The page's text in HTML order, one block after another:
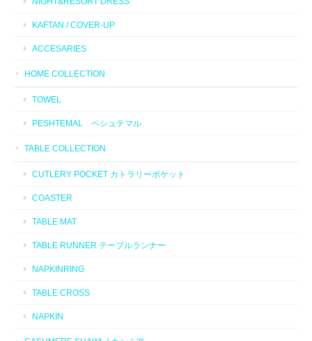
KAFTAN / COVER-UP
ACCESARIES
HOME COLLECTION
TOWEL
PESHTEMAL ペシュテマル
TABLE COLLECTION
CUTLERY POCKET カトラリーポケット
COASTER
TABLE MAT
TABLE RUNNER テーブルランナー
NAPKINRING
TABLE CROSS
NAPKIN